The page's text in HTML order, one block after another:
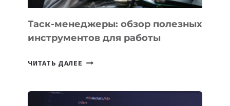
Таск-менеджеры: обзор полезных
инструментов для работы
ЧИТАТЬ ДАЛЕЕ ТАСК-
ПОЛЕЗНЫХ